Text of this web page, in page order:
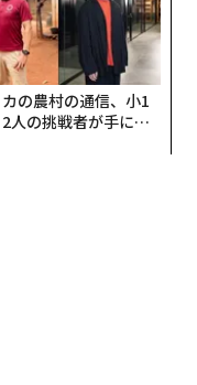
の農村の通信、小1
人の挑戦者が手にし